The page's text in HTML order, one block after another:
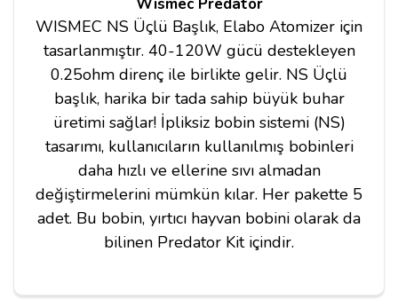
WISMEC NS Üçlü Başlık, Elabo Atomizer için
tasarlanmıştır. 40-120W gücü destekleyen
0.25ohm direnç ile birlikte gelir. NS Üçlü
başlık, harika bir tada sahip büyük buhar
üretimi sağlar! İpliksiz bobin sistemi (NS)
tasarımı, kullanıcıların kullanılmış bobinleri
daha hızlı ve ellerine sıvı almadan
değiştirmelerini mümkün kılar. Her pakette 5
adet. Bu bobin, yırtıcı hayvan bobini olarak da
bilinen Predator Kit içindir.